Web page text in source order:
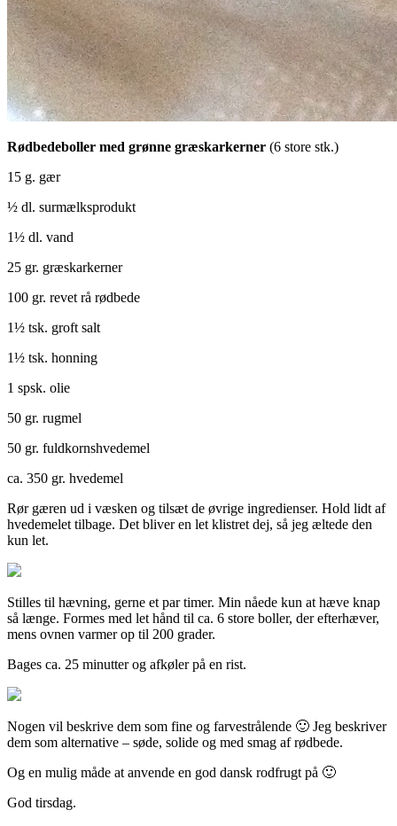
Rødbedeboller med grønne græskarkerner (6 store stk.)
15 g. gær
½ dl. surmælksprodukt
1½ dl. vand
25 gr. græskarkerner
100 gr. revet rå rødbede
1½ tsk. groft salt
1½ tsk. honning
1 spsk. olie
50 gr. rugmel
50 gr. fuldkornshvedemel
ca. 350 gr. hvedemel
Rør gæren ud i væsken og tilsæt de øvrige ingredienser. Hold lidt af
hvedemelet tilbage. Det bliver en let klistret dej, så jeg æltede den
kun let.
Stilles til hævning, gerne et par timer. Min nåede kun at hæve knap
så længe. Formes med let hånd til ca. 6 store boller, der efterhæver,
mens ovnen varmer op til 200 grader.
Bages ca. 25 minutter og afkøler på en rist.
Nogen vil beskrive dem som fine og farvestrålende 🙂 Jeg beskriver
dem som alternative – søde, solide og med smag af rødbede.
Og en mulig måde at anvende en god dansk rodfrugt på 🙂
God tirsdag.